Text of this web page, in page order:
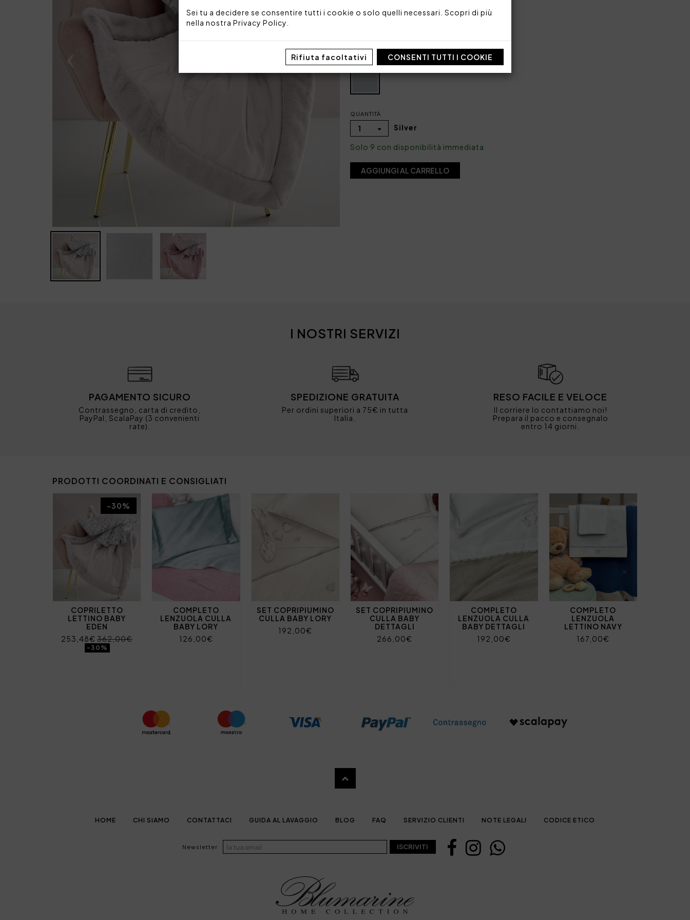
Sei tu a decidere se consentire tutti i cookie o solo quelli necessari. Scopri di più
nella nostra Privacy Policy
Rifiuta facoltativi CONSENTI TUTTI I COOKIE
COLORE
QUANTITÀ
1 Silver
Solo 9 con disponibilità immediata
AGGIUNGI AL CARRELLO
I NOSTRI SERVIZI
PAGAMENTO SICURO
Contrassegno, carta di credito,
PayPal, ScalaPay (3 convenienti
rate).
SPEDIZIONE GRATUITA
Per ordini superiori a 75€ in tutta
Italia.
RESO FACILE E VELOCE
Il corriere lo contattiamo noi!
Prepara il pacco e consegnalo
entro 14 giorni.
PRODOTTI COORDINATI E CONSIGLIATI
COPRILETTO
LETTINO BABY
EDEN
253,48€362,00€
-30%
-30%
COMPLETO
LENZUOLA CULLA
BABY LORY
126,00€
SET COPRIPIUMINO
CULLA BABY LORY
192,00€
SET COPRIPIUMINO
CULLA BABY
DETTAGLI
266,00€
COMPLETO
LENZUOLA CULLA
BABY DETTAGLI
192,00€
COMPLETO
LENZUOLA
LETTINO NAVY
167,00€
HOME CHI SIAMO CONTATTACI GUIDA AL LAVAGGIO BLOG FAQ SERVIZIO CLIENTI NOTE LEGALI CODICE ETICO
Newsletter ISCRIVITI